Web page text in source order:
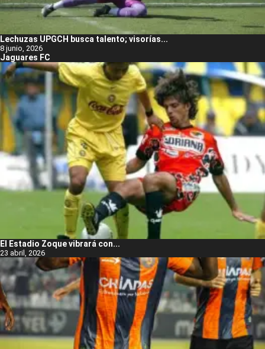
Lechuzas UPGCH busca talento; visorías...
8 junio, 2026
Jaguares FC
El Estadio Zoque vibrará con...
23 abril, 2026